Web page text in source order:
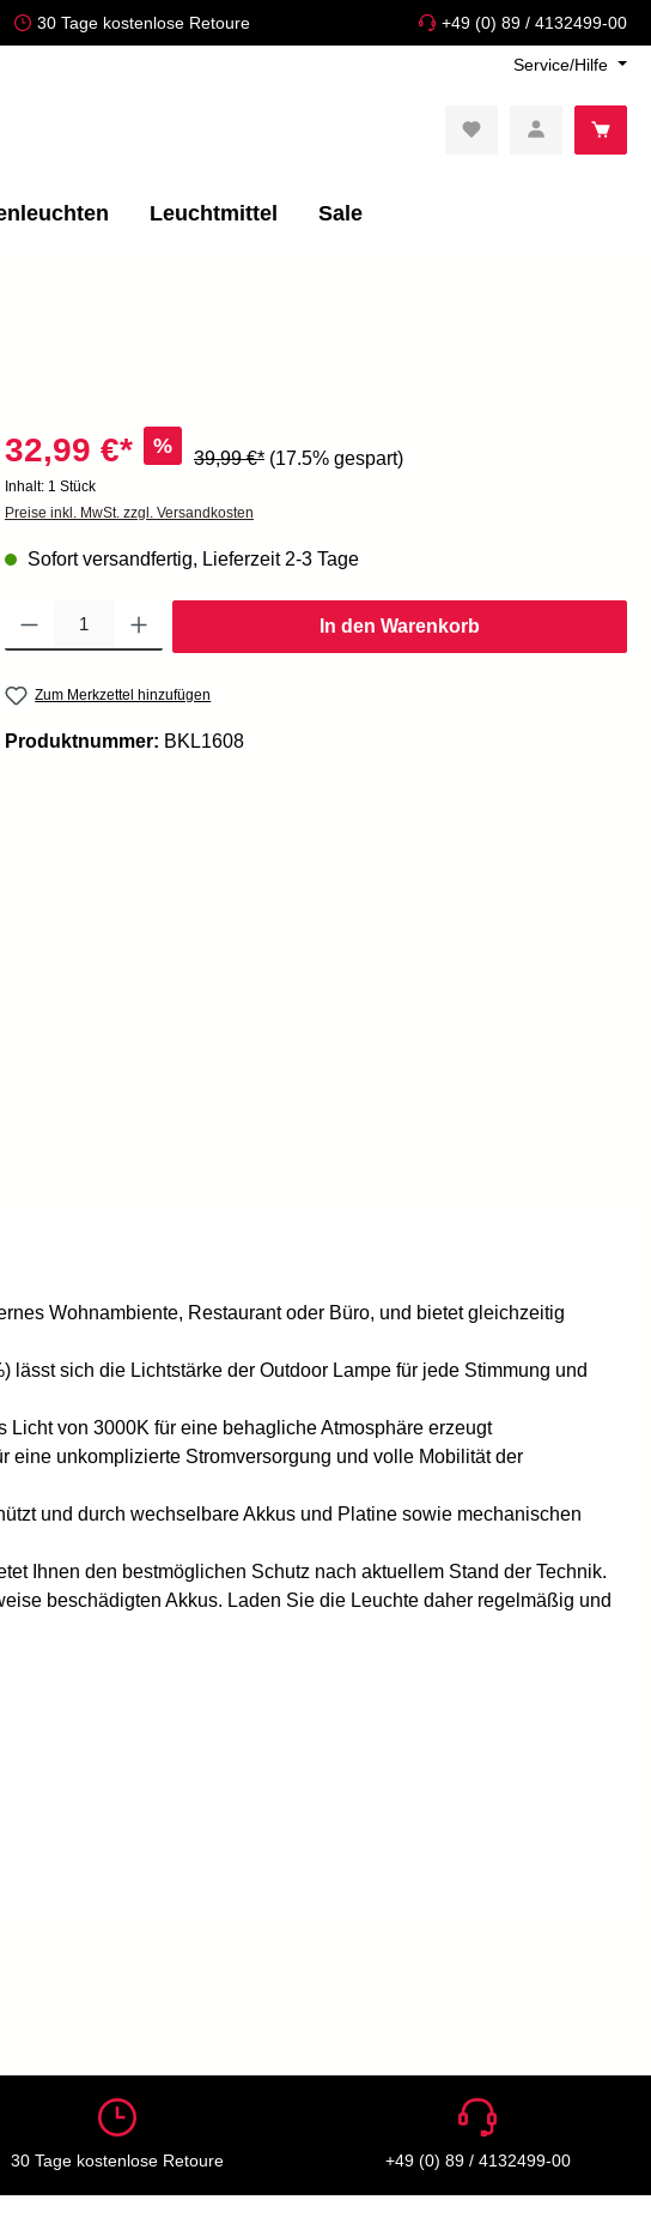
30 Tage kostenlose Retoure +49 (0) 89 / 4132499-00
Service/Hilfe
Leuchtmittel Sale
32,99 €* %
39,99 €* (17.5% gespart)
Inhalt: 1 Stück
Preise inkl. MwSt. zzgl. Versandkosten
Sofort versandfertig, Lieferzeit 2-3 Tage
In den Warenkorb
Zum Merkzettel hinzufügen
Produktnummer: BKL1608
Wohnambiente, Restaurant oder Büro, und bietet gleichzeitig
sich die Lichtstärke der Outdoor Lampe für jede Stimmung und
von 3000K für eine behagliche Atmosphäre erzeugt
eine unkomplizierte Stromversorgung und volle Mobilität der
und durch wechselbare Akkus und Platine sowie mechanischen
Ihnen den bestmöglichen Schutz nach aktuellem Stand der Technik.
beschädigten Akkus. Laden Sie die Leuchte daher regelmäßig und
30 Tage kostenlose Retoure +49 (0) 89 / 4132499-00